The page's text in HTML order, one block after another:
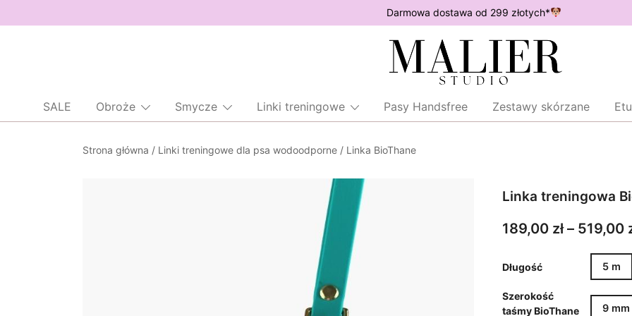
Darmowa dostawa od 299 złotych*
Malier Studio
SALE Obroże Smycze Linki treningowe Pasy Handsfree Zestawy skórzane
Strona główna / Linki treningowe dla psa wodoodporne / Linka BioThane
Linka treningowa
189,00 zł – 519,00
Długość 5 m
Szerokość
taśmy BioThane
9 mm